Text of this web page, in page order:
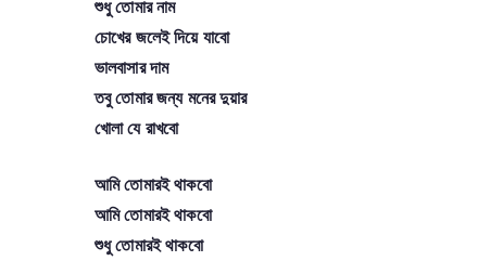
শুধু তোমার নাম
চোখের জলেই দিয়ে যাবো
ভালবাসার দাম
তবু তোমার জন্য মনের দুয়ার
খোলা যে রাখবো
আমি তোমারই থাকবো
আমি তোমারই থাকবো
শুধু তোমারই থাকবো